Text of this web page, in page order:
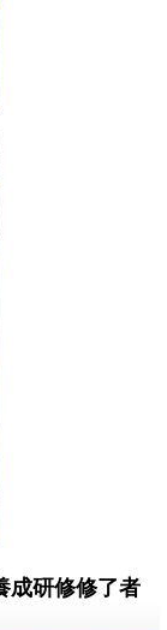
成研修修了者